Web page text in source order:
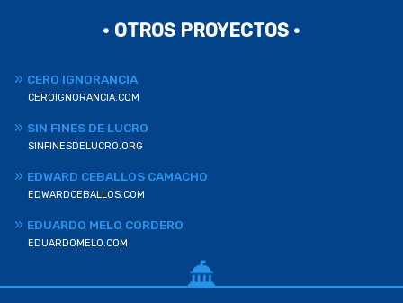
• OTROS PROYECTOS •
CERO IGNORANCIA
CEROIGNORANCIA.COM
SIN FINES DE LUCRO
SINFINESDELUCRO.ORG
EDWARD CEBALLOS CAMACHO
EDWARDCEBALLOS.COM
EDUARDO MELO CORDERO
EDUARDOMELO.COM